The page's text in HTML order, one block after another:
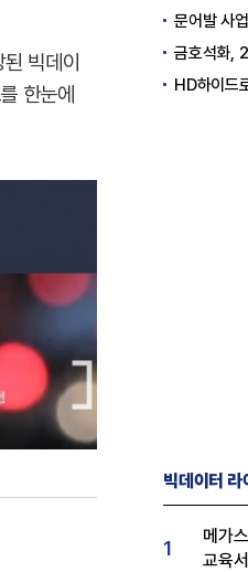
빅데이
한눈에
문어발 사업
금호석화, 2
HD하이드로
빅데이터 라
1
메가
교육